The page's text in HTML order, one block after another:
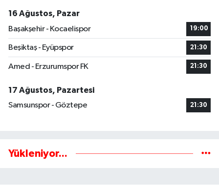
16 Ağustos, Pazar
Başakşehir - Kocaelispor
19:00
Beşiktaş - Eyüpspor 21:30
Amed - Erzurumspor FK 21:30
17 Ağustos, Pazartesi
Samsunspor - Göztepe
21:30
Yükleniyor...